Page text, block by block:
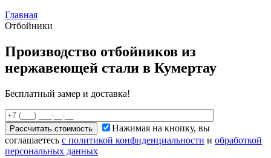
Главная
Отбойники
Производство отбойников из
нержавеющей стали в Кумертау
Бесплатный замер и доставка!
Рассчитать стоимость
Нажимая на кнопку, вы
соглашаетесь с политикой конфиденциальности и обработкой
персональных данных